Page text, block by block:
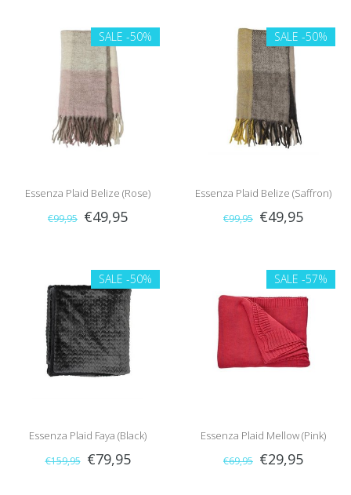
SALE -50%
Essenza Plaid Belize (Rose)
€99,95 €49,95
SALE -50%
Essenza Plaid Belize (Saffron)
€99,95 €49,95
SALE -50%
Essenza Plaid Faya (Black)
€159,95 €79,95
SALE -57%
Essenza Plaid Mellow (Pink)
€69,95 €29,95